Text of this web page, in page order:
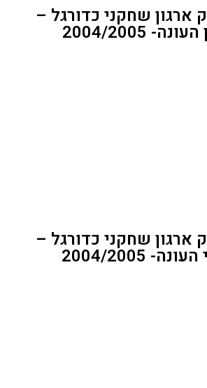
ארגון שחקני כדורגל –
2004/2005
ארגון שחקני כדורגל –
2004/2005